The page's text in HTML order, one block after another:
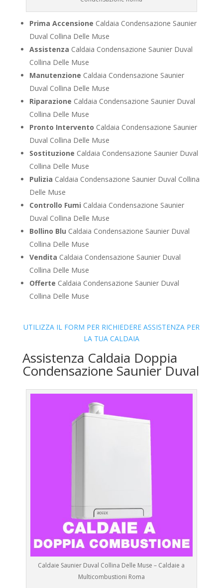
Prima Accensione Caldaia Condensazione Saunier
Duval Collina Delle Muse
Assistenza Caldaia Condensazione Saunier Duval
Collina Delle Muse
Manutenzione Caldaia Condensazione Saunier
Duval Collina Delle Muse
Riparazione Caldaia Condensazione Saunier Duval
Collina Delle Muse
Pronto Intervento Caldaia Condensazione Saunier
Duval Collina Delle Muse
Sostituzione Caldaia Condensazione Saunier Duval
Collina Delle Muse
Pulizia Caldaia Condensazione Saunier Duval Collina
Delle Muse
Controllo Fumi Caldaia Condensazione Saunier
Duval Collina Delle Muse
Bollino Blu Caldaia Condensazione Saunier Duval
Collina Delle Muse
Vendita Caldaia Condensazione Saunier Duval
Collina Delle Muse
Offerte Caldaia Condensazione Saunier Duval
Collina Delle Muse
UTILIZZA IL FORM PER RICHIEDERE ASSISTENZA PER
LA TUA CALDAIA
Assistenza Caldaia Doppia
Condensazione Saunier Duval
Caldaie Saunier Duval Collina Delle Muse – Caldaie a
Multicombustioni Roma